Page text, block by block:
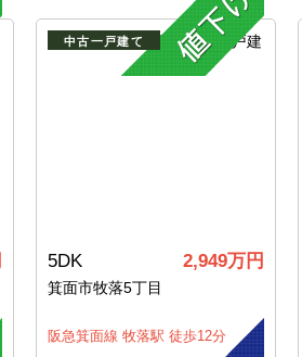
中古一戸建て
5DK 2,949万円
箕面市牧落5丁目
阪急箕面線 牧落駅 徒歩12分